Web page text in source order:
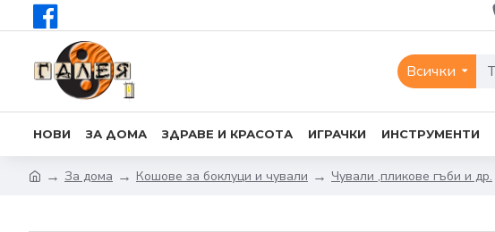
Всички
НОВИ ЗА ДОМА ЗДРАВЕ И КРАСОТА ИГРАЧКИ ИНСТРУМЕНТИ
За дома Кошове за боклуци и чували Чували ,пликове гъби и др.